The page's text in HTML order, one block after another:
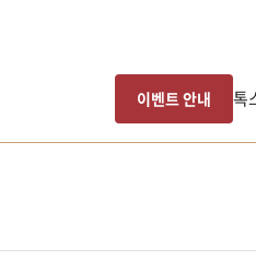
이벤트 안내 톡